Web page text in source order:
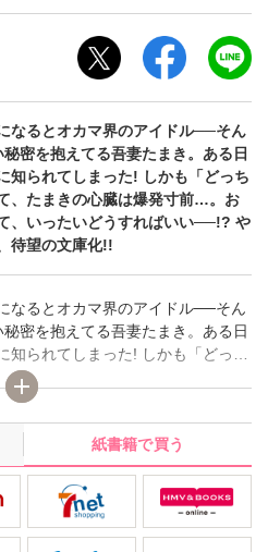
なるとオカマ界のアイドル──そん
密を抱えてる吾妻たまき。ある日
知られてしまった! しかも「どっち
、たまきの心臓は爆発寸前…。お
、いったいどうすればいい──!? や
待望の文庫化!!
なるとオカマ界のアイドル──そん
密を抱えてる吾妻たまき。ある日
られてしまった! しかも「どっち
、たまきの心臓は爆発寸前…。お
、いったいどうすればいい──!? や
待望の文庫化!!
紙書籍で買う